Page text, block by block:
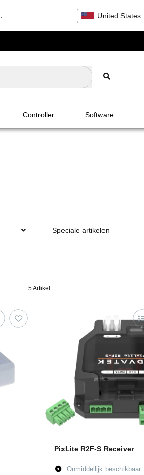
United States
Controller Software
Speciale artikelen
5 Artikel
PixLite R2F-S Receiver
Onmiddellijk beschikbaar